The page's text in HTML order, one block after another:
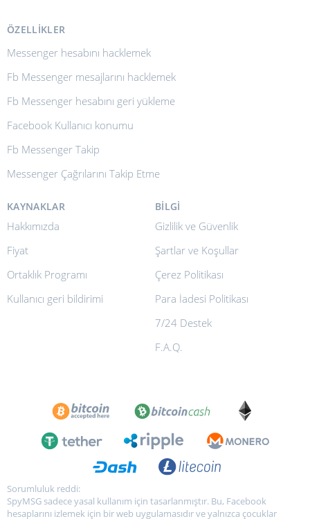
ÖZELLIKLER
Messenger hesabını hacklemek
Fb Messenger mesajlarını hacklemek
Fb Messenger hesabını geri yükleme
Facebook Kullanıcı konumu
Fb Messenger Takip
Messenger Çağrılarını Takip Etme
KAYNAKLAR
Hakkımızda
Fiyat
Ortaklık Programı
Kullanıcı geri bildirimi
BILGI
Gizlilik ve Güvenlik
Şartlar ve Koşullar
Çerez Politikası
Para İadesi Politikası
7/24 Destek
F.A.Q.
Sorumluluk reddi:
SpyMSG sadece yasal kullanım için tasarlanmıştır. Bu, Facebook
hesaplarını izlemek için bir web uygulamasıdır ve yalnızca çocuklar